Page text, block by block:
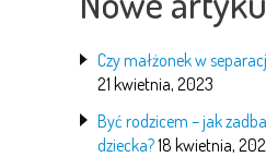
Czy małżonek w
21 kwietnia, 2023
Być rodzicem – jak
dziecka?18 kwietnia,